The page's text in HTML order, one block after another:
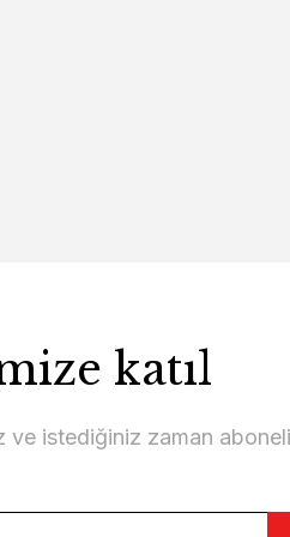
katıl
ve istediğiniz zaman